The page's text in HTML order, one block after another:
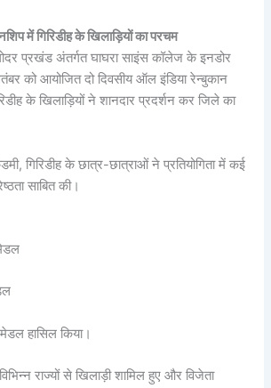
में गिरिडीह के खिलाड़ियों का परचम
प्रखंड अंतर्गत घाघरा साइंस कॉलेज के इनडोर
को आयोजित दो दिवसीय ऑल इंडिया रेन्बुकान
के खिलाड़ियों ने शानदार प्रदर्शन कर जिले का
गिरिडीह के छात्र-छात्राओं ने प्रतियोगिता में कई
साबित की।
हासिल किया।
राज्यों से खिलाड़ी शामिल हुए और विजेता